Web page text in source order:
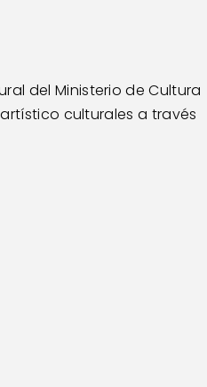
del Ministerio de Cultura
culturales a través